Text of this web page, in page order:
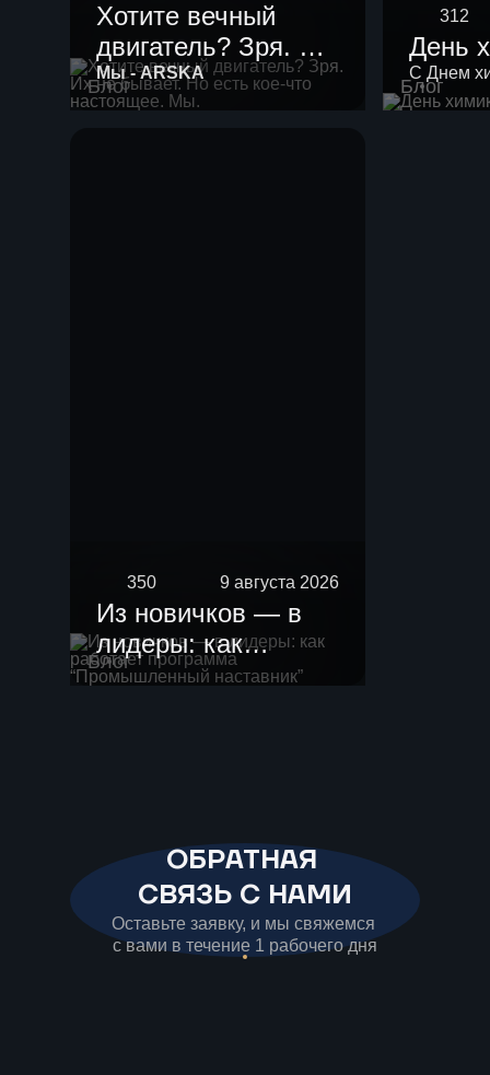
Блог
Хотите вечный
двигатель? Зря. Их
не бывает. Но есть
кое-что настоящее.
Мы - ARSKA
Блог
312
День
С Днем
Блог
350 9 августа 2026
Из новичков — в
лидеры: как
работает
ОБРАТНАЯ
СВЯЗЬ С НАМИ
Оставьте заявку, и мы свяжемся
с вами в течение 1 рабочего дня